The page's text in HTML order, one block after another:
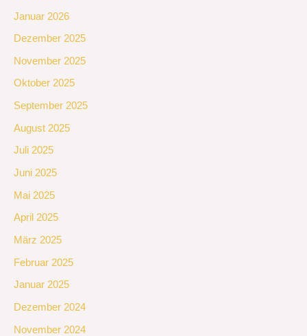
Januar 2026
Dezember 2025
November 2025
Oktober 2025
September 2025
August 2025
Juli 2025
Juni 2025
Mai 2025
April 2025
März 2025
Februar 2025
Januar 2025
Dezember 2024
November 2024